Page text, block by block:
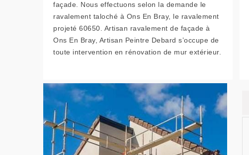
façade. Nous effectuons selon la demande le
ravalement taloché à Ons En Bray, le ravalement
projeté 60650. Artisan ravalement de façade à
Ons En Bray, Artisan Peintre Debard s’occupe de
toute intervention en rénovation de mur extérieur.